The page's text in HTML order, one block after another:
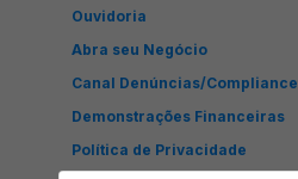
Ouvidoria
Abra seu Negócio
Canal Denúncias/Compliance
Demonstrações Financeiras
Política de Privacidade